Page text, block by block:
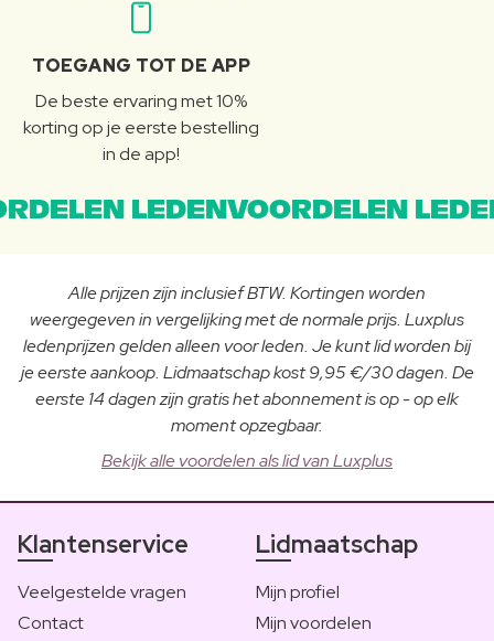
TOEGANG TOT DE APP
De beste ervaring met 10%
korting op je eerste bestelling
in de app!
LEDENVOORDELEN
Alle prijzen zijn inclusief BTW. Kortingen worden
weergegeven in vergelijking met de normale prijs. Luxplus
ledenprijzen gelden alleen voor leden. Je kunt lid worden bij
je eerste aankoop. Lidmaatschap kost 9,95 €/30 dagen. De
eerste 14 dagen zijn gratis het abonnement is op - op elk
moment opzegbaar.
Bekijk alle voordelen als lid van Luxplus
Klantenservice
Veelgestelde vragen
Contact
Lidmaatschap
Mijn profiel
Mijn voordelen